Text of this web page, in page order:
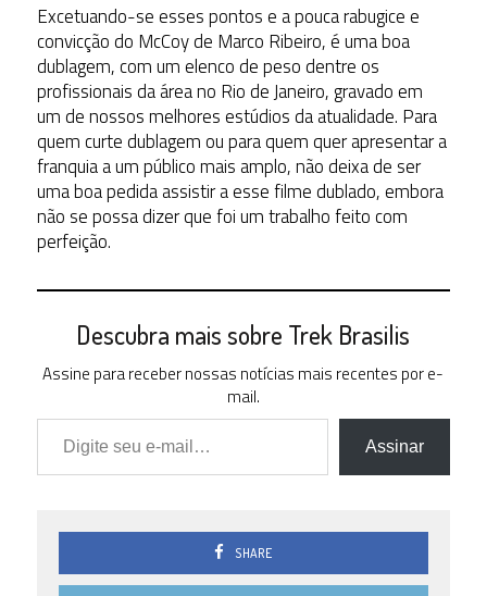
Excetuando-se esses pontos e a pouca rabugice e
convicção do McCoy de Marco Ribeiro, é uma boa
dublagem, com um elenco de peso dentre os
profissionais da área no Rio de Janeiro, gravado em
um de nossos melhores estúdios da atualidade. Para
quem curte dublagem ou para quem quer apresentar a
franquia a um público mais amplo, não deixa de ser
uma boa pedida assistir a esse filme dublado, embora
não se possa dizer que foi um trabalho feito com
perfeição.
Descubra mais sobre Trek Brasilis
Assine para receber nossas notícias mais recentes por e-
mail.
Digite seu e-mail…
Assinar
SHARE